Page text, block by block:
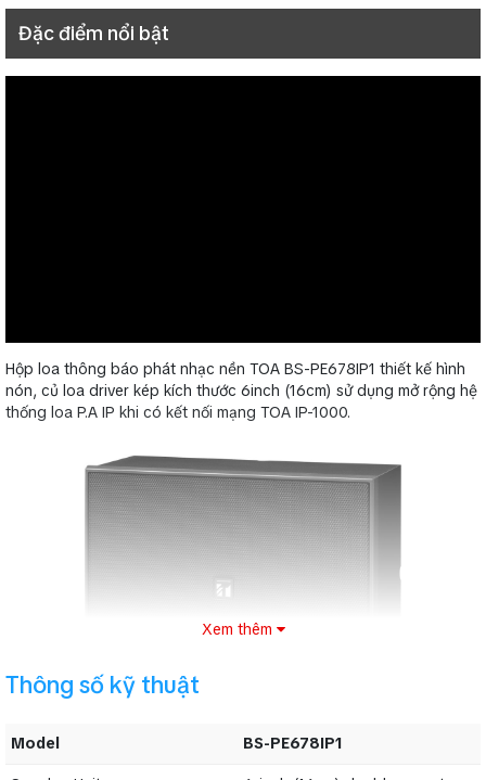
Đặc điểm nổi bật
Hộp loa thông báo phát nhạc nền TOA BS-PE678IP1 thiết kế hình
nón, củ loa driver kép kích thước 6inch (16cm) sử dụng mở rộng hệ
thống loa P.A IP khi có kết nối mạng TOA IP-1000.
Xem thêm
Thông số kỹ thuật
Model BS-PE678IP1